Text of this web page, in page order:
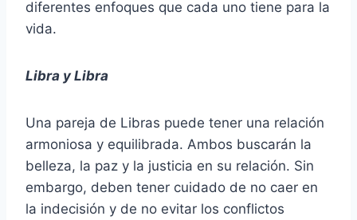
diferentes enfoques que cada uno tiene para la
vida.
Libra y Libra
Una pareja de Libras puede tener una relación
armoniosa y equilibrada. Ambos buscarán la
belleza, la paz y la justicia en su relación. Sin
embargo, deben tener cuidado de no caer en
la indecisión y de no evitar los conflictos